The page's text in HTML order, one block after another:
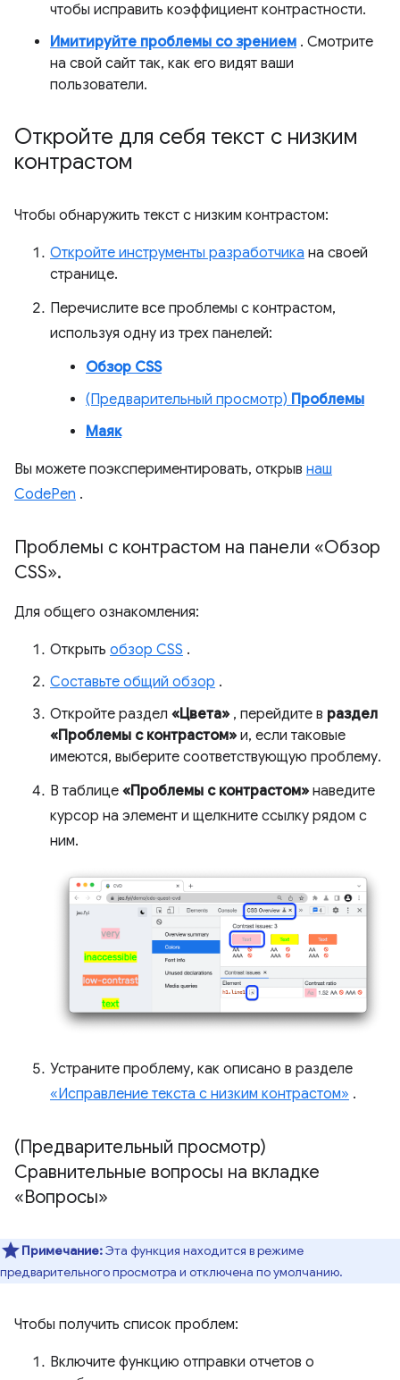
чтобы исправить коэффициент контрастности.
Имитируйте проблемы со зрением . Смотрите
на свой сайт так, как его видят ваши
пользователи.
Откройте для себя текст с низким
контрастом
Чтобы обнаружить текст с низким контрастом:
Откройте инструменты разработчика на своей
странице.
Перечислите все проблемы с контрастом,
используя одну из трех панелей:
Обзор CSS
(Предварительный просмотр) Проблемы
Маяк
Вы можете поэкспериментировать, открыв наш
CodePen .
Проблемы с контрастом на панели «Обзор
CSS».
Для общего ознакомления:
Открыть обзор CSS .
Составьте общий обзор .
Откройте раздел «Цвета» , перейдите в раздел
«Проблемы с контрастом» и, если таковые
имеются, выберите соответствующую проблему.
В таблице «Проблемы с контрастом» наведите
курсор на элемент и щелкните ссылку рядом с
ним.
Устраните проблему, как описано в разделе
«Исправление текста с низким контрастом» .
(Предварительный просмотр)
Сравнительные вопросы на вкладке
«Вопросы»
Примечание:Эта функция находится в режиме
предварительного просмотра и отключена по умолчанию.
Чтобы получить список проблем:
Включите функцию отправки отчетов о